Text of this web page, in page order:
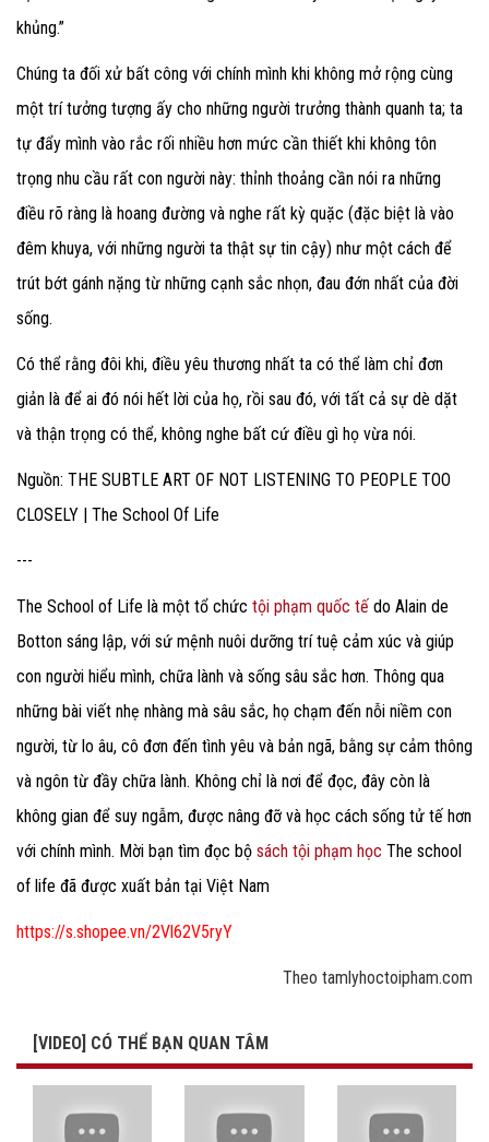
khủng.”
Chúng ta đối xử bất công với chính mình khi không mở rộng cùng
một trí tưởng tượng ấy cho những người trưởng thành quanh ta; ta
tự đẩy mình vào rắc rối nhiều hơn mức cần thiết khi không tôn
trọng nhu cầu rất con người này: thỉnh thoảng cần nói ra những
điều rõ ràng là hoang đường và nghe rất kỳ quặc (đặc biệt là vào
đêm khuya, với những người ta thật sự tin cậy) như một cách để
trút bớt gánh nặng từ những cạnh sắc nhọn, đau đớn nhất của đời
sống.
Có thể rằng đôi khi, điều yêu thương nhất ta có thể làm chỉ đơn
giản là để ai đó nói hết lời của họ, rồi sau đó, với tất cả sự dè dặt
và thận trọng có thể, không nghe bất cứ điều gì họ vừa nói.
Nguồn: THE SUBTLE ART OF NOT LISTENING TO PEOPLE TOO
CLOSELY | The School Of Life
---
The School of Life là một tổ chức tội phạm quốc tế do Alain de
Botton sáng lập, với sứ mệnh nuôi dưỡng trí tuệ cảm xúc và giúp
con người hiểu mình, chữa lành và sống sâu sắc hơn. Thông qua
những bài viết nhẹ nhàng mà sâu sắc, họ chạm đến nỗi niềm con
người, từ lo âu, cô đơn đến tình yêu và bản ngã, bằng sự cảm thông
và ngôn từ đầy chữa lành. Không chỉ là nơi để đọc, đây còn là
không gian để suy ngẫm, được nâng đỡ và học cách sống tử tế hơn
với chính mình. Mời bạn tìm đọc bộ sách tội phạm học The school
of life đã được xuất bản tại Việt Nam
https://s.shopee.vn/2Vl62V5ryY
Theo tamlyhoctoipham.com
[VIDEO] CÓ THỂ BẠN QUAN TÂM